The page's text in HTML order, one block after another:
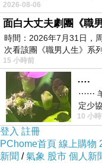
直到愛爾蘭共和
連恩尼遜殺了前
還算可以，千萬
作片，跟私刑
本片大概就是
2026-08-06
面白大丈夫劇團《職
時間：2026年7月31日，
次看該團《職男人生》系
15 小時前
….
⋯⋯ 羊
定少
不是
10 小
登入 註冊
PChome首頁 線上購物
新聞 /氣象 股市 個人新